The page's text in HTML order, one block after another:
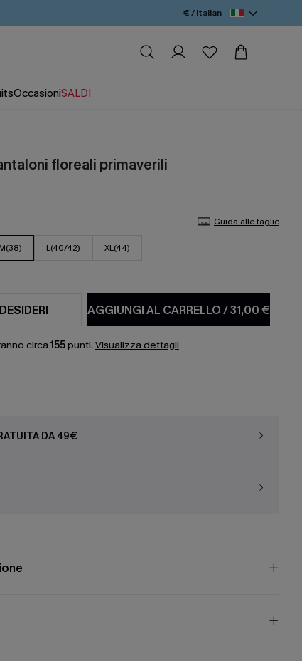
€ / Italian
OccasioniSALDI
floreali primaverili
Guida alle taglie
M(38) L(40/42) XL(44)
AGGIUNGI AL CARRELLO/31,00 €
circa 155punti. Visualizza dettagli
DA 49€